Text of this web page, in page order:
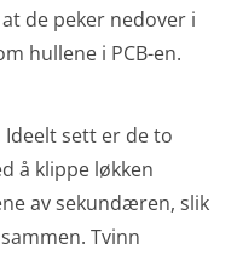
de peker nedover i
hullene i PCB-en.
sett er de to
å klippe løkken
av sekundæren, slik
Tvinn